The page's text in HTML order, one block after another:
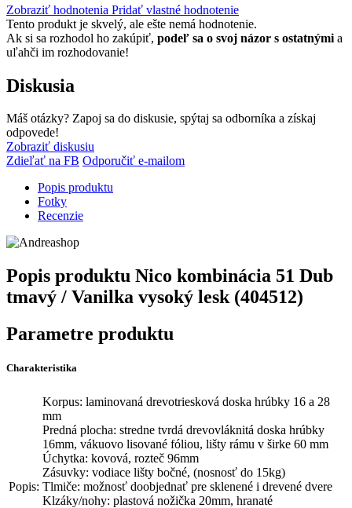
Zobraziť hodnotenia Pridať vlastné hodnotenie
Tento produkt je skvelý, ale ešte nemá hodnotenie.
Ak si sa rozhodol ho zakúpiť, podeľ sa o svoj názor s ostatnými a
uľahči im rozhodovanie!
Diskusia
Máš otázky? Zapoj sa do diskusie, spýtaj sa odborníka a získaj
odpovede!
Zobraziť diskusiu
Zdieľať na FB Odporučiť e-mailom
Popis produktu
Fotky
Recenzie
Popis produktu Nico kombinácia 51 Dub
tmavý / Vanilka vysoký lesk (404512)
Parametre produktu
Charakteristika
Popis:
Korpus: laminovaná drevotriesková doska hrúbky 16 a 28
mm
Predná plocha: stredne tvrdá drevovláknitá doska hrúbky
16mm, vákuovo lisované fóliou, lišty rámu v širke 60 mm
Úchytka: kovová, rozteč 96mm
Zásuvky: vodiace lišty bočné, (nosnosť do 15kg)
Tlmiče: možnosť doobjednať pre sklenené i drevené dvere
Klzáky/nohy: plastová nožička 20mm, hranaté